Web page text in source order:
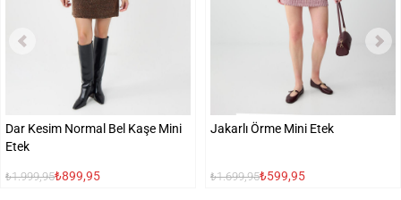
Dar Kesim Normal Bel Kaşe Mini
Etek
₺1.999,95₺899,95
Jakarlı Örme Mini Etek
₺1.699,95₺599,95